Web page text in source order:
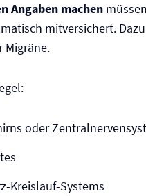
Angaben machen
mitversichert.
Migräne.
oder
Kreislauf-Systems